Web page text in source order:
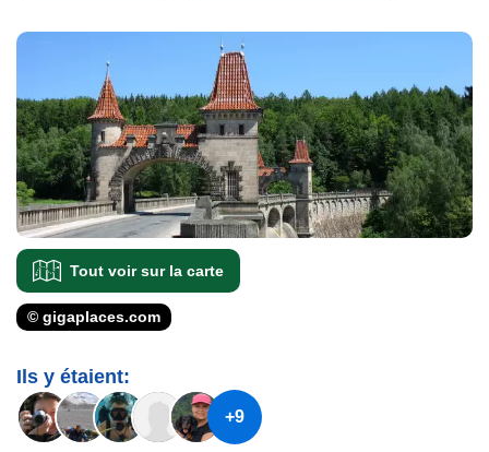
Tout voir sur la carte
© gigaplaces.com
Ils y étaient:
+9